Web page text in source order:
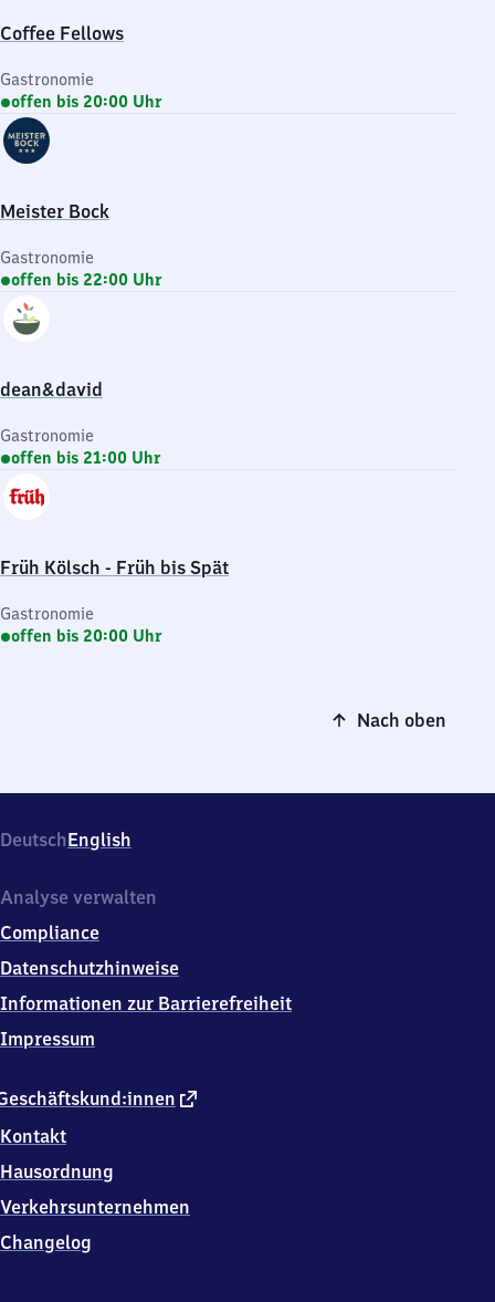
Coffee Fellows
Gastronomie
offen bis 20:00 Uhr
Meister Bock
Gastronomie
offen bis 22:00 Uhr
dean&david
Gastronomie
offen bis 21:00 Uhr
Früh Kölsch - Früh bis Spät
Gastronomie
offen bis 20:00 Uhr
Nach oben
DeutschEnglish
externer
Kontakt
Hausordnung
Verkehrsunternehmen
Changelog
Analyse verwalten
Compliance
Datenschutzhinweise
Informationen zur Barrierefreiheit
Impressum